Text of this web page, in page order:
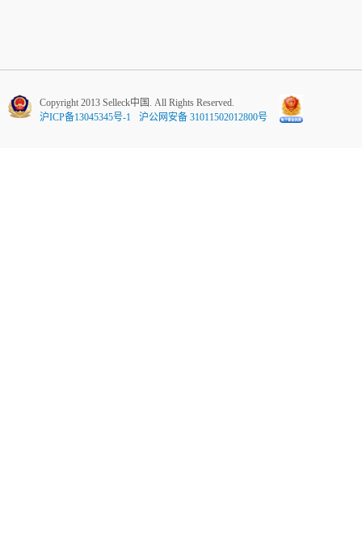
Copyright 2013 Selleck中国. All Rights Reserved.
沪ICP备13045345号-1
沪公网安备 31011502012800号